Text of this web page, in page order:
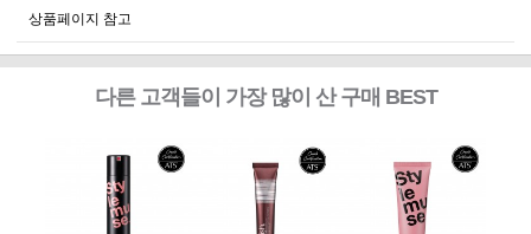
상품페이지 참고
다른 고객들이 가장 많이 산 구매 BEST